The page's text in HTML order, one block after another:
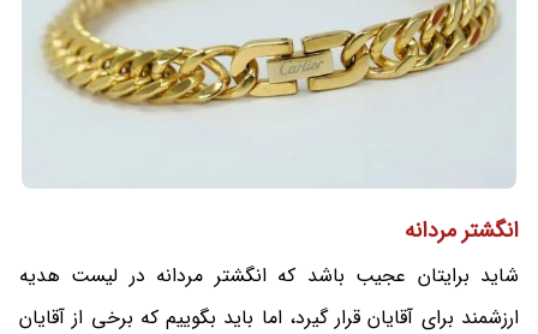
انگشتر مردانه
شاید برایتان عجیب باشد که انگشتر مردانه در لیست هدیه
ارزشمند برای آقایان قرار گیرد، اما باید بگوییم که برخی از آقایان